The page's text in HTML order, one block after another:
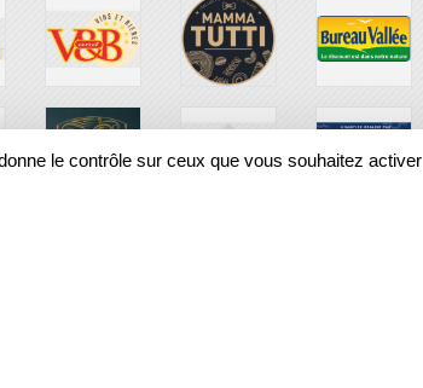
le contrôle sur ceux que vous souhaitez activer